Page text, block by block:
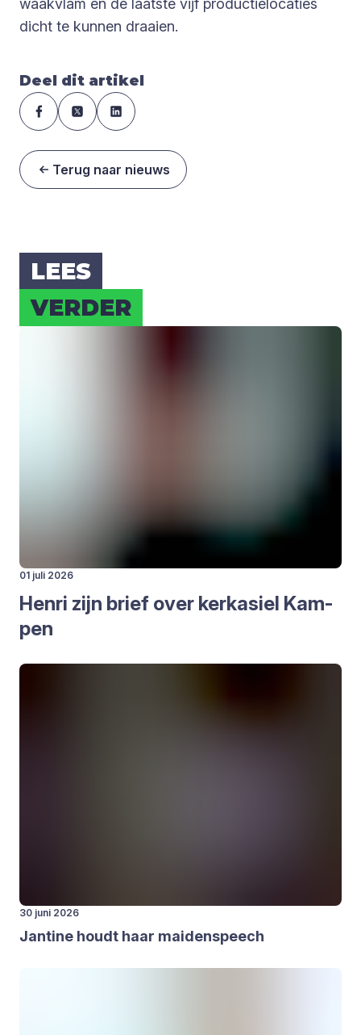
waakvlam en de laatste vijf productielocaties
dicht te kunnen draaien.
Deel dit artikel
Terug naar nieuws
LEES
VER­DER
01 juli 2026
Hen­ri zijn brief over kerk­asiel Kam­
pen
30 juni 2026
Jan­ti­ne houdt haar mai­den­speech